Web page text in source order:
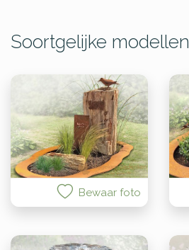
Soortgelijke modellen
Bewaar foto